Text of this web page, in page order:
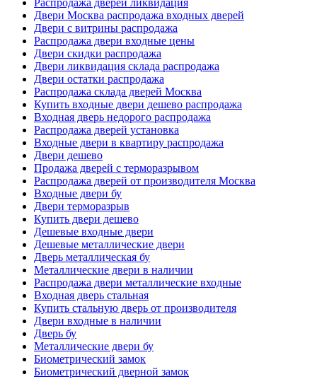
Распродажа дверей ликвидация
Двери Москва распродажа входных дверей
Двери с витрины распродажа
Распродажа двери входные цены
Двери скидки распродажа
Двери ликвидация склада распродажа
Двери остатки распродажа
Распродажа склада дверей Москва
Купить входные двери дешево распродажа
Входная дверь недорого распродажа
Распродажа дверей установка
Входные двери в квартиру распродажа
Двери дешево
Продажа дверей с терморазрывом
Распродажа дверей от производителя Москва
Входные двери бу
Двери терморазрыв
Купить двери дешево
Дешевые входные двери
Дешевые металлические двери
Дверь металлическая бу
Металлические двери в наличии
Распродажа двери металлические входные
Входная дверь стальная
Купить стальную дверь от производителя
Двери входные в наличии
Дверь бу
Металлические двери бу
Биометрический замок
Биометрический дверной замок